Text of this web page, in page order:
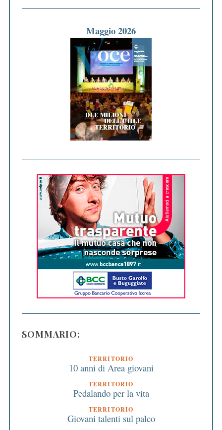
Maggio 2026
SOMMARIO:
TERRITORIO
10 anni di Area giovani
TERRITORIO
Pedalando per la vita
TERRITORIO
Giovani talenti sul palco